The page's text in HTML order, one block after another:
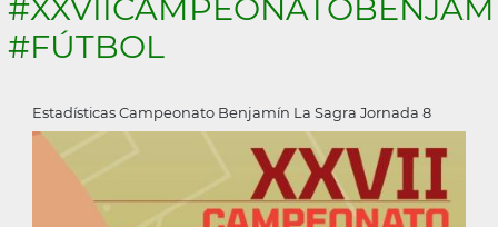
la
#FÚTBOL
Estadísticas Campeonato Benjamín La Sagra Jornada 8